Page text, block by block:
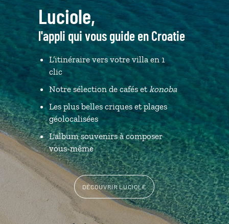
Luciole,
l'appli qui vous guide en Croatie
L’itinéraire vers votre villa en 1
clic
Notre sélection de cafés et konoba
Les plus belles criques et plages
géolocalisées
L'album souvenirs à composer
vous-même
DÉCOUVRIR LUCIOLE